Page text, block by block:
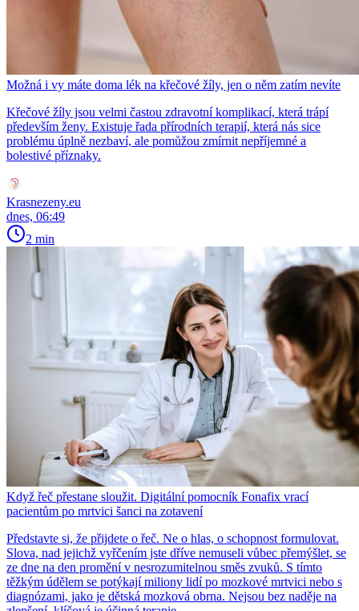
Možná i vy máte doma lék na křečové žíly, jen o něm zatím nevíte
Křečové žíly jsou velmi častou zdravotní komplikací, která trápí
především ženy. Existuje řada přírodních terapií, která nás sice
problému úplně nezbaví, ale pomůžou zmírnit nepříjemné a
bolestivé příznaky.
Krasnezeny.eu
dnes, 06:49
2 min
Když řeč přestane sloužit. Digitální pomocník Fonafix vrací
pacientům po mrtvici šanci na zotavení
Představte si, že přijdete o řeč. Ne o hlas, o schopnost formulovat.
Slova, nad jejichž vyřčením jste dříve nemuseli vůbec přemýšlet, se
ze dne na den promění v nesrozumitelnou směs zvuků. S tímto
těžkým údělem se potýkají miliony lidí po mozkové mrtvici nebo s
diagnózami, jako je dětská mozková obrna. Nejsou bez naděje na